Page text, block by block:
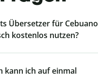
Übersetzer für Cebuano
kostenlos nutzen?
kann ich auf einmal